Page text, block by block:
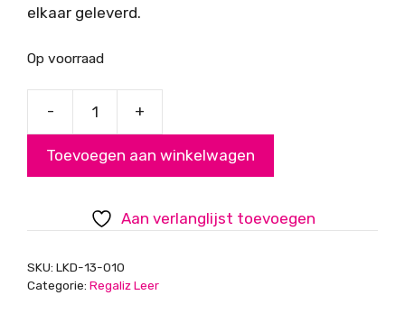
elkaar geleverd.
Op voorraad
-
zilver
20cm
aantal
+
Toevoegen aan winkelwagen
Aan verlanglijst toevoegen
SKU: LKD-13-010
Categorie: Regaliz Leer